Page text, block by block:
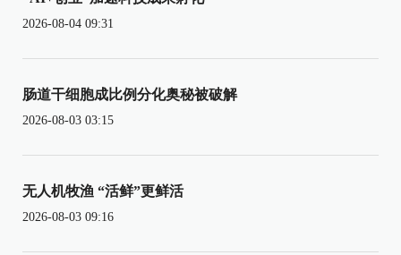
2026-08-04 09:31
肠道干细胞成比例分化奥秘被破解
2026-08-03 03:15
无人机牧渔 “活鲜”更鲜活
2026-08-03 09:16